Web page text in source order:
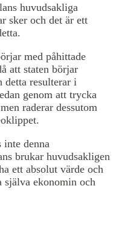
huvudsakliga
sker och det är ett
med påhittade
att staten börjar
detta resulterar i
genom att trycka
raderar dessutom
denna
brukar huvudsakligen
ett absolut värde och
själva ekonomin och